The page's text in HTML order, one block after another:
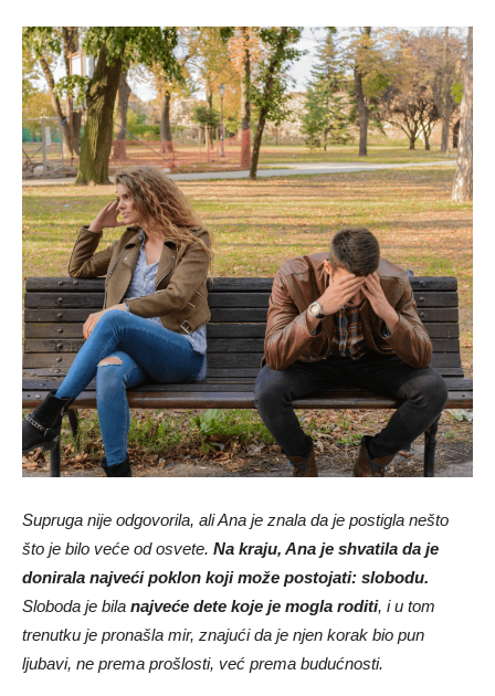
Supruga nije odgovorila, ali Ana je znala da je postigla nešto
što je bilo veće od osvete. Na kraju, Ana je shvatila da je
donirala najveći poklon koji može postojati: slobodu.
Sloboda je bila najveće dete koje je mogla roditi, i u tom
trenutku je pronašla mir, znajući da je njen korak bio pun
ljubavi, ne prema prošlosti, već prema budućnosti.